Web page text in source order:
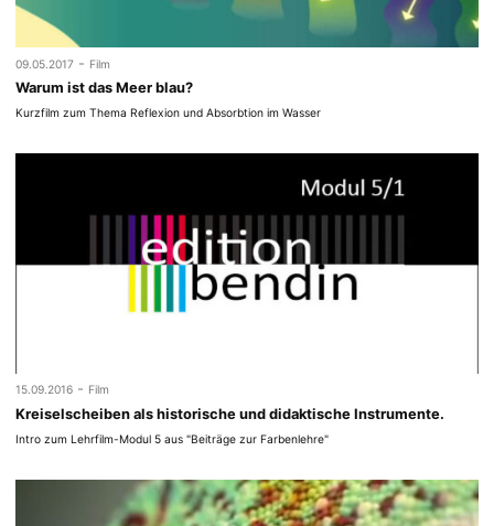
09.05.2017 - Film
Warum ist das Meer blau?
Kurzfilm zum Thema Reflexion und Absorbtion im Wasser
15.09.2016 - Film
Kreiselscheiben als historische und didaktische Instrumente.
Intro zum Lehrfilm-Modul 5 aus "Beiträge zur Farbenlehre"